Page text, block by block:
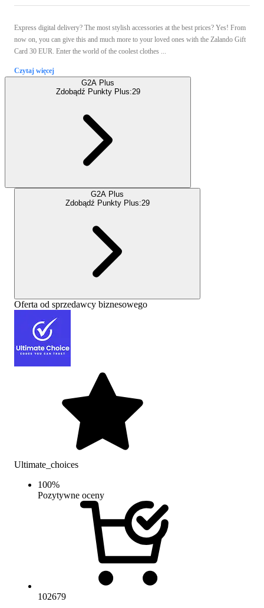
Express digital delivery? The most stylish accessories at the best prices? Yes! From
now on, you can give this and much more to your loved ones with the Zalando Gift
Card 30 EUR. Enter the world of the coolest clothes ...
Czytaj więcej
G2A Plus
Zdobądź Punkty Plus:29
G2A Plus
Zdobądź Punkty Plus:29
Oferta od sprzedawcy biznesowego
Ultimate_choices
100%
Pozytywne oceny
102679